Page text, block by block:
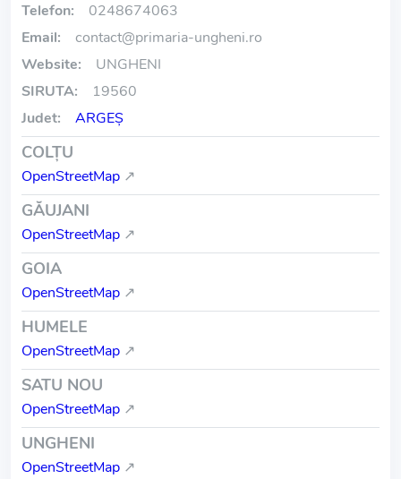
Telefon:
0248674063
Email:
contact@primaria-ungheni.ro
Website:
UNGHENI
SIRUTA:
19560
Judet:
ARGEŞ
COLŢU
OpenStreetMap ↗
GĂUJANI
OpenStreetMap ↗
GOIA
OpenStreetMap ↗
HUMELE
OpenStreetMap ↗
SATU NOU
OpenStreetMap ↗
UNGHENI
OpenStreetMap ↗